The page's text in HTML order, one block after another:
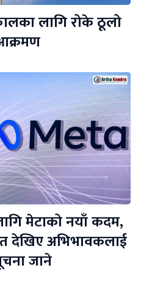
लागि रोके ठूलो
मेटाको नयाँ कदम,
देखिए अभिभावकलाई
जाने